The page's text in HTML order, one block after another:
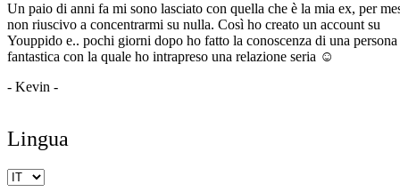
Un paio di anni fa mi sono lasciato con quella che è la mia ex, per
non riuscivo a concentrarmi su nulla. Così ho creato un account su
Youppido e.. pochi giorni dopo ho fatto la conoscenza di una persona
fantastica con la quale ho intrapreso una relazione seria ☺️
- Kevin -
Lingua